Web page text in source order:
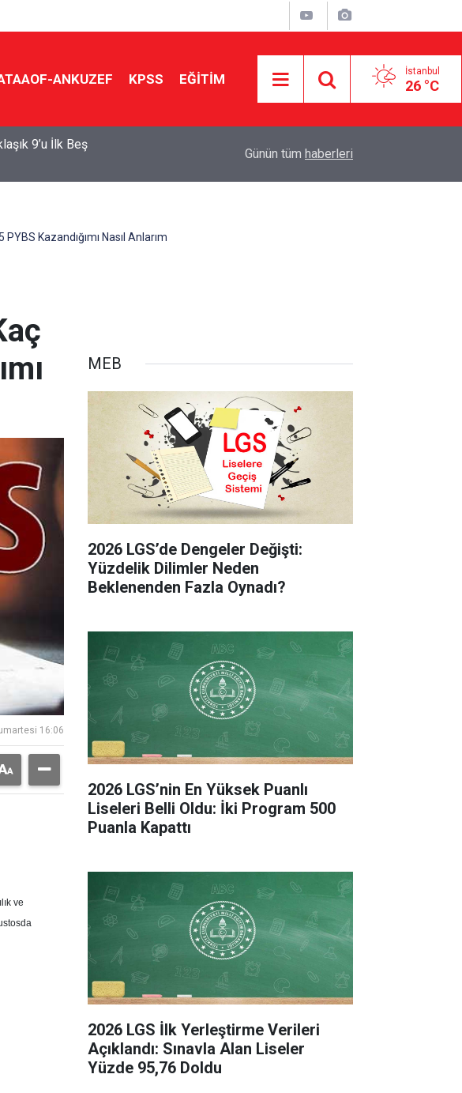
ANKUZEF KPSS EĞİTİM İstanbul
26 °C
9’u İlk Beş
Yönlendiriyor?
Günün tüm haberleri
Kazandığımı Nasıl Anlarım
16:06
ve
MEB
2026 LGS’de Dengeler Değişti:
Yüzdelik Dilimler Neden
Beklenenden Fazla Oynadı?
2026 LGS’nin En Yüksek Puanlı
Liseleri Belli Oldu: İki Program 500
Puanla Kapattı
2026 LGS İlk Yerleştirme Verileri
Açıklandı: Sınavla Alan Liseler
Yüzde 95,76 Doldu